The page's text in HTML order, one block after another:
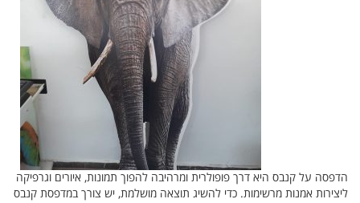
הדפסה על קנבס היא דרך פופולרית ומרהיבה להפוך תמונות, איורים וגרפיקה
ליצירות אמנות מרשימות. כדי להשיג תוצאה מושלמת, יש צורך במדפסת קנבס